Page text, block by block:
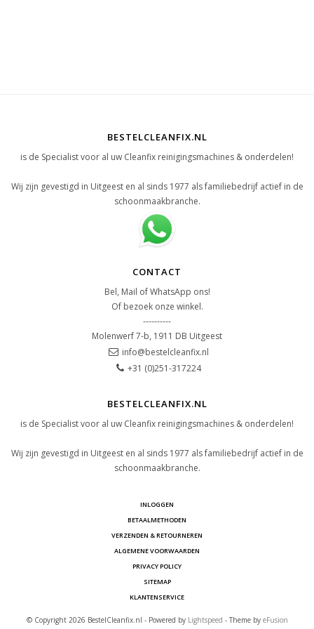
BESTELCLEANFIX.NL
is de Specialist voor al uw Cleanfix reinigingsmachines & onderdelen!
Wij zijn gevestigd in Uitgeest en al sinds 1977 als familiebedrijf actief in de
schoonmaakbranche.
CONTACT
Bel, Mail of WhatsApp ons!
Of bezoek onze winkel.
----------
Molenwerf 7-b, 1911 DB Uitgeest
info@bestelcleanfix.nl
+31 (0)251-317224
BESTELCLEANFIX.NL
is de Specialist voor al uw Cleanfix reinigingsmachines & onderdelen!
Wij zijn gevestigd in Uitgeest en al sinds 1977 als familiebedrijf actief in de
schoonmaakbranche.
INLOGGEN
BETAALMETHODEN
VERZENDEN & RETOURNEREN
ALGEMENE VOORWAARDEN
PRIVACY POLICY
SITEMAP
KLANTENSERVICE
© Copyright 2026 BestelCleanfix.nl - Powered by Lightspeed - Theme by eFusion